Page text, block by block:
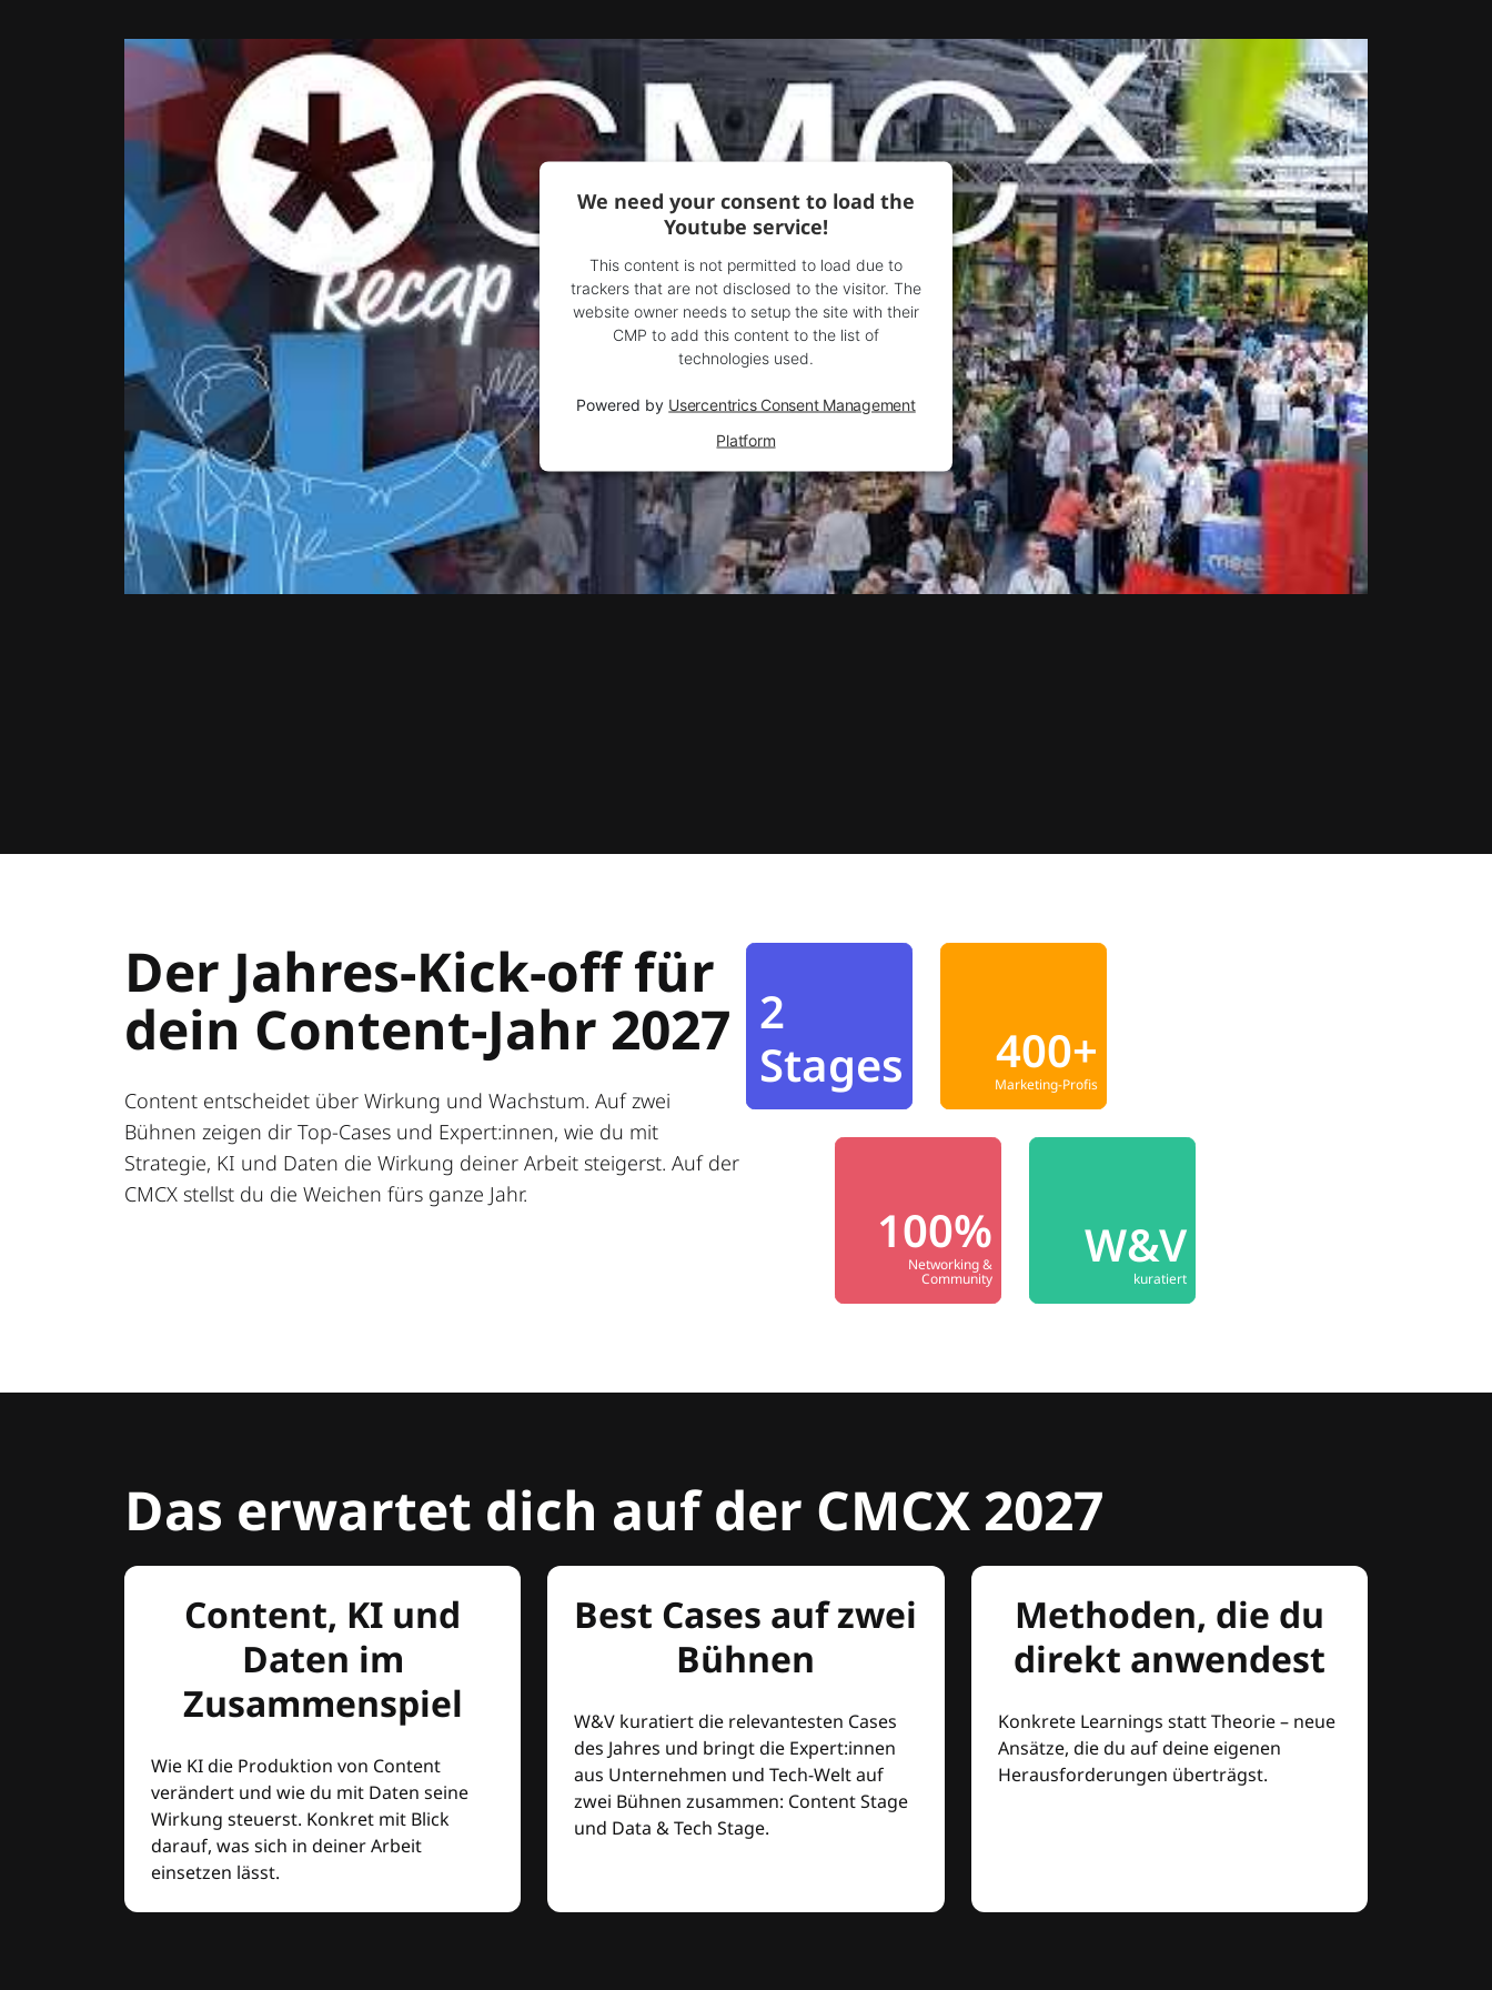
We need your consent to load the
Youtube service!
This content is not permitted to load due to
trackers that are not disclosed to the visitor. The
website owner needs to setup the site with their
CMP to add this content to the list of
technologies used.
Powered by Usercentrics Consent Management
Platform
Der Jahres-Kick-off für
dein Content-Jahr 2027
Content entscheidet über Wirkung und Wachstum. Auf zwei
Bühnen zeigen dir Top-Cases und Expert:innen, wie du mit
Strategie, KI und Daten die Wirkung deiner Arbeit steigerst. Auf der
CMCX stellst du die Weichen fürs ganze Jahr.
2
Stages
400+
Marketing-Profis
100%
Networking &
Community
W&V
kuratiert
Das erwartet dich auf der CMCX 2027
Content, KI und
Daten im
Zusammenspiel
Wie KI die Produktion von Content
verändert und wie du mit Daten seine
Wirkung steuerst. Konkret mit Blick
darauf, was sich in deiner Arbeit
einsetzen lässt.
Best Cases auf zwei
Bühnen
W&V kuratiert die relevantesten Cases
des Jahres und bringt die Expert:innen
aus Unternehmen und Tech-Welt auf
zwei Bühnen zusammen: Content Stage
und Data & Tech Stage.
Methoden, die du
direkt anwendest
Konkrete Learnings statt Theorie – neue
Ansätze, die du auf deine eigenen
Herausforderungen überträgst.